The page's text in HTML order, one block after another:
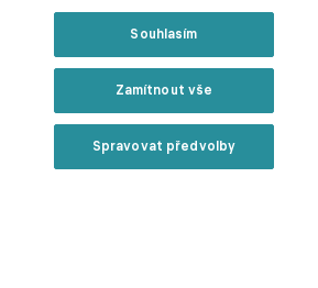
Souhlasím
Zamítnout vše
Spravovat předvolby